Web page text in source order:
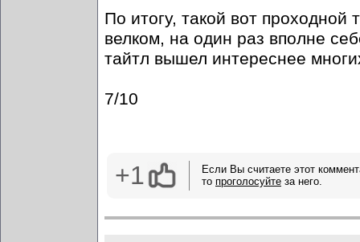
По итогу, такой вот проходной
велком, на один раз вполне
тайтл вышел интереснее
7/10
+1
Если Вы считаете этот
то проголосуйте за него.